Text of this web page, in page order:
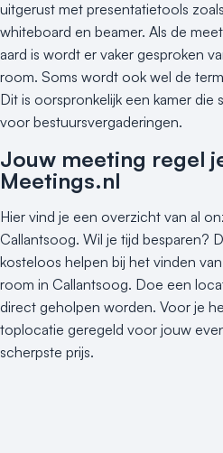
uitgerust met presentatietools
whiteboard en beamer. Als de
aard is wordt er vaker gesproken
room. Soms wordt ook wel de
Dit is oorspronkelijk een kamer die
voor bestuursvergaderingen.
Jouw meeting regel
Meetings.nl
Hier vind je een overzicht van al
Callantsoog. Wil je tijd besparen?
kosteloos helpen bij het vinden
room in Callantsoog. Doe een
direct geholpen worden. Voor je
toplocatie geregeld voor jouw
scherpste prijs.